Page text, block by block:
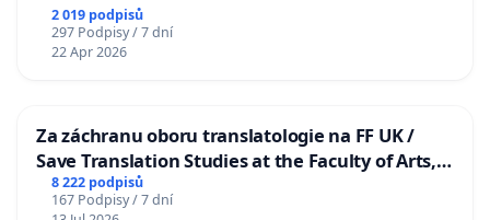
2 019 podpisů
297 Podpisy / 7 dní
22 Apr 2026
Za záchranu oboru translatologie na FF UK /
Save Translation Studies at the Faculty of Arts,
Charles University
8 222 podpisů
167 Podpisy / 7 dní